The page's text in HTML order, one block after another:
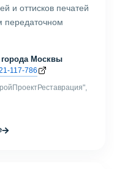
и оттисков печатей
передаточном
Москвы
117-786
→